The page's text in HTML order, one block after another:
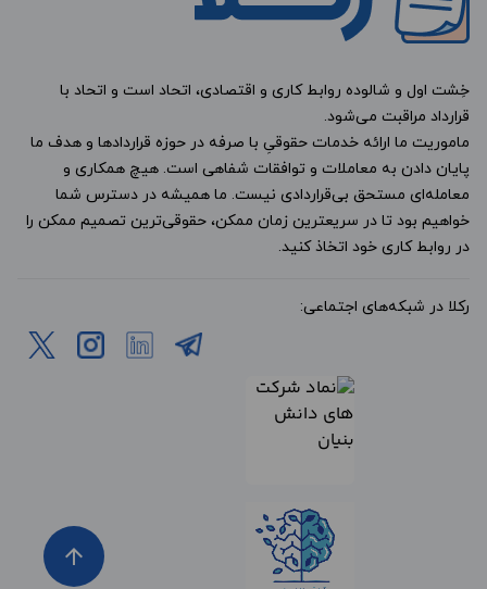
خِشت اول و شالوده روابط کاری و اقتصادی، اتحاد است و اتحاد با
قرارداد مراقبت می‌شود.
ماموریت ما ارائه خدمات حقوقیِ با صرفه در حوزه قراردادها و هدف ما
پایان دادن به معاملات و توافقات شفاهی است. هیچ همکاری و
معامله‌ای مستحق بی‌قراردادی نیست. ما همیشه در دسترس شما
خواهیم بود تا در سریعترین زمان ممکن، حقوقی‌ترین تصمیم ممکن را
در روابط کاری خود اتخاذ کنید.
رکلا در شبکه‌های اجتماعی:
arrow_upward